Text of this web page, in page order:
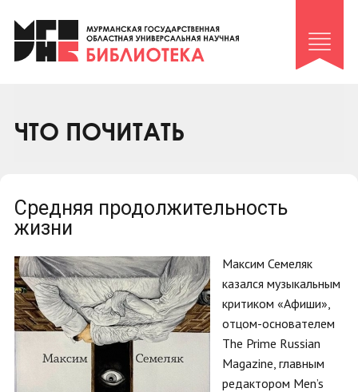
Клуб «Гиря и сельдерей»
Клуб «Семейный архив»
Коллегам
ЧТО ПОЧИТАТЬ
Средняя продолжительность
жизни
Максим Семеляк
казался музыкальным
критиком «Афиши»,
отцом-основателем
The Prime Russian
Magazine, главным
редактором Men’s